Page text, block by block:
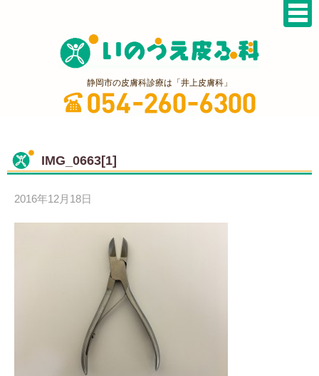
静岡市の皮膚科診療は「井上皮膚科」
IMG_0663[1]
2016年12月18日